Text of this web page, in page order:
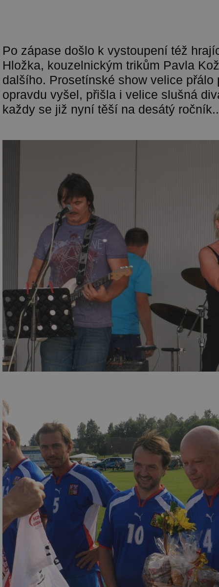
Po zápase došlo k vystoupení též
Hložka, kouzelnickým trikům Pavla
dalšího. Prosetínské show velice přálo
opravdu vyšel, přišla i velice slušná
každy se již nyní těší na desátý